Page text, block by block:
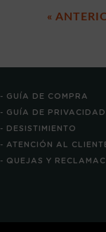
«
- GUÍA DE COMPRA
- GUÍA DE PRIVACIDAD
- DESISTIMIENTO
- ATENCIÓN AL
- QUEJAS Y